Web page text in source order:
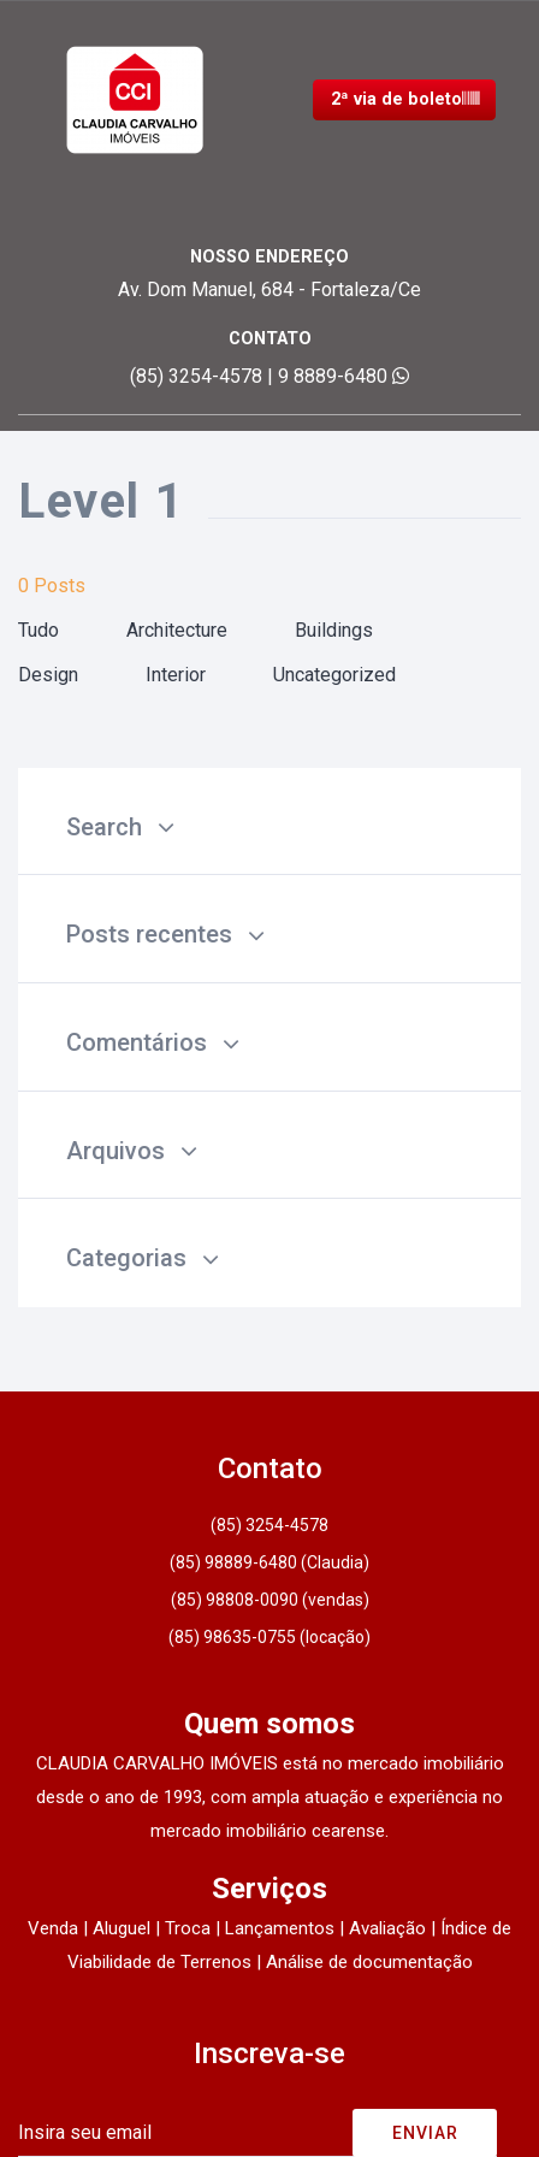
2ª via de boleto
NOSSO ENDEREÇO
Av. Dom Manuel, 684 - Fortaleza/Ce
CONTATO
(85) 3254-4578 | 9 8889-6480
Level 1
0 Posts
Tudo
Architecture
Buildings
Design
Interior Uncategorized
Search
Posts recentes
Comentários
Arquivos
Categorias
Contato
(85) 3254-4578
(85) 98889-6480 (Claudia)
(85) 98808-0090 (vendas)
(85) 98635-0755 (locação)
Quem somos
CLAUDIA CARVALHO IMÓVEIS está no mercado imobiliário
desde o ano de 1993, com ampla atuação e experiência no
mercado imobiliário cearense.
Serviços
Venda | Aluguel | Troca | Lançamentos | Avaliação | Índice de
Viabilidade de Terrenos | Análise de documentação
Inscreva-se